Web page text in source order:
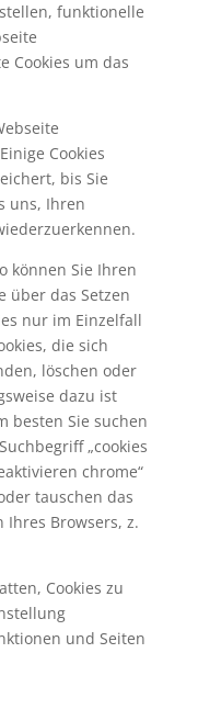
funktionelle
Cookies um das
Cookies
bis Sie
uns, Ihren
können Sie Ihren
über das Setzen
nur im Einzelfall
die sich
löschen oder
dazu ist
besten Sie suchen
„cookies
chrome“
tauschen das
Ihres Browsers, z.
Cookies zu
und Seiten